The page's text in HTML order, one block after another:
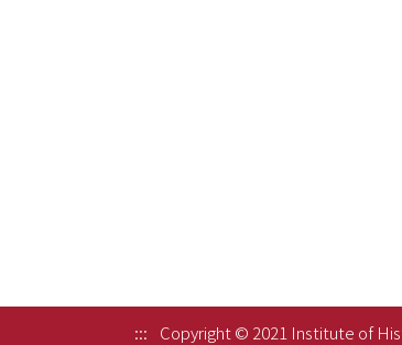
::: Copyright © 2021 Institute of